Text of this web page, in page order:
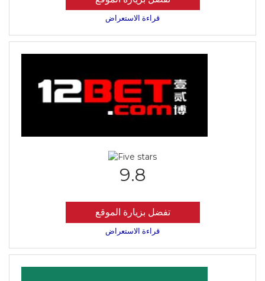
قراءة الاستعراض
9.8
تفضل بزيارة الموقع
قراءة الاستعراض